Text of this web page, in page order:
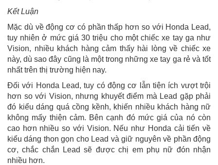
Kết Luận
Mặc dù về động cơ có phần thấp hơn so với Honda Lead,
tuy nhiên ở mức giá 30 triệu cho một chiếc xe tay ga như
Vision, nhiều khách hàng cảm thấy hài lòng về chiếc xe
này, dù sao đây cũng là một trong những xe tay ga rẻ và tốt
nhất trên thị trường hiện nay.
Đối với Honda Lead, tuy có động cơ lẫn tiện ích vượt trội
hơn so với Vision, nhưng khuyết điểm mà Lead gặp phải
đó kiểu dáng quá cồng kềnh, khiến nhiều khách hàng nữ
không mấy thiện cảm. Bên cạnh đó mức giá của nó còn
cao hơn nhiều so với Vision. Nếu như Honda cải tiến về
kiểu dáng thon gọn cho Lead và giữ nguyên về phần động
cơ, chắc chắn Lead sẽ được chị em phụ nữ đón nhận
nhiều hơn.